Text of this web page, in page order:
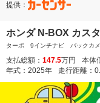
提供：
ホンダ N-BOX カス
ターボ 9インチナビ バックカ
支払総額： 147.5万円 本体
年式： 2025年 走行距離：